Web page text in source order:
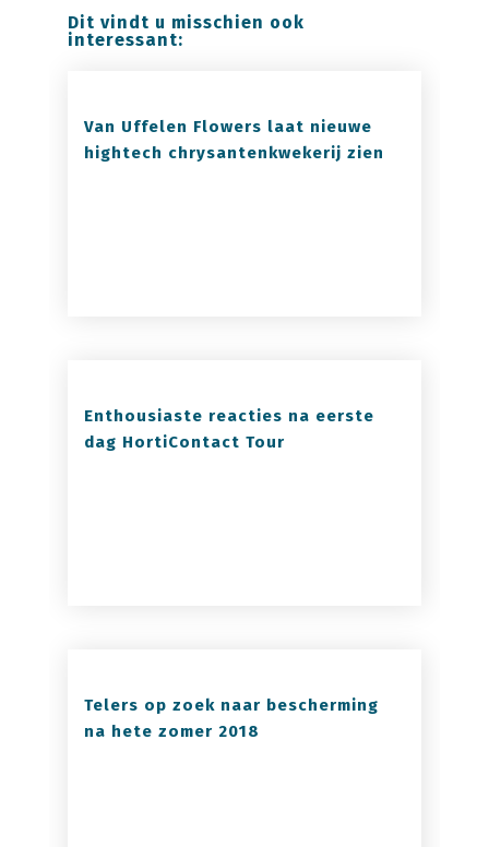
Dit vindt u misschien ook
interessant:
Van Uffelen Flowers laat nieuwe
hightech chrysantenkwekerij zien
Enthousiaste reacties na eerste
dag HortiContact Tour
Telers op zoek naar bescherming
na hete zomer 2018